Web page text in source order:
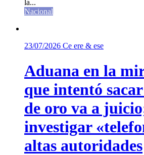
la...
Nacional
23/07/2026 Ce ere & ese
Aduana en la
que intentó
de oro va a
investigar
altas autoridades